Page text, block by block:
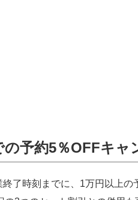
予約5％OFFキャ
了時刻までに、1万円以上の